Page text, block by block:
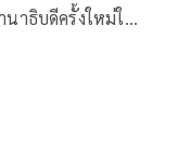
นาธิบดีครั้งใหม่ใ…